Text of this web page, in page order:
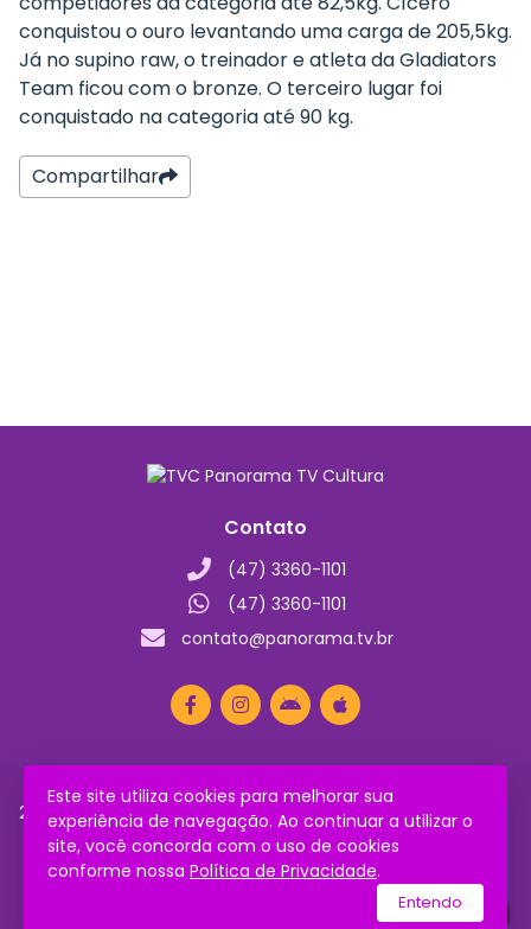
conquistou o ouro levantando uma carga de 205,5kg.
Já no supino raw, o treinador e atleta da Gladiators
Team ficou com o bronze. O terceiro lugar foi
conquistado na categoria até 90 kg.
Compartilhar
Este site utiliza cookies para melhorar sua
experiência de navegação. Ao continuar a utilizar o
site, você concorda com o uso de cookies
conforme nossa Política de Privacidade.
Entendo
Contato
(47) 3360-1101
(47) 3360-1101
contato@panorama.tv.br
2026 © Todos os direitos reservados. Política de
Privacidade